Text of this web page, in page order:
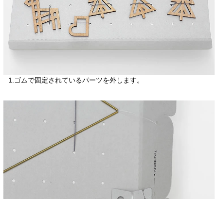
1.ゴムで固定されているパーツを外します。